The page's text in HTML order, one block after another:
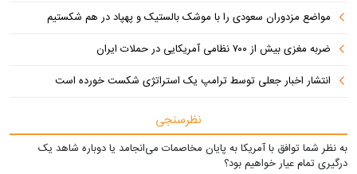
مواضع مزدوران سعودی را با موشک بالستیک و پهپاد در هم شکستیم
ضربه مغزی بیش از ۷۰۰ نظامی آمریکایی در حملات ایران
انتشار اخبار جعلی توسط ترامپ یک استراتژی شکست خورده است
نظرسنجی
به نظر شما توافق با آمریکا به پایان مخاصمات می‌انجامد یا دوباره شاهد یک
درگیری تمام عیار خواهیم بود؟